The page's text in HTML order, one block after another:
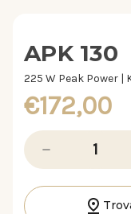
APK 130
225 W Peak Power |
€172,00
Diminuisci
quantità
di